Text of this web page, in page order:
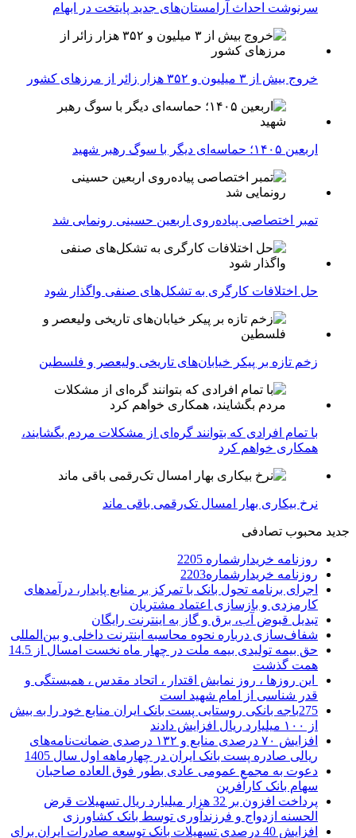
سرنوشت احداث آرامستان‌های جدید پایتخت در ابهام
خروج بیش از ۳ میلیون و ۳۵۲ هزار زائر از مرزهای کشور
اربعین ۱۴۰۵؛ حماسه‌ای دیگر با سوگ رهبر شهید
تمبر اختصاصی پیاده‌روی اربعین حسینی رونمایی شد
حل اختلافات کارگری به تشکل‌های صنفی واگذار شود
زخم تازه بر پیکر خیابان‌های تاریخی ولیعصر و فلسطین
با تمام افرادی که بتوانند گره‌ای از مشکلات مردم بگشایند،
همکاری خواهم کرد
نرخ بیکاری بهار امسال تک‌رقمی باقی ماند
جدید محبوب تصادفی
روزنامه خریدارشماره 2205
روزنامه خریدارشماره2203
اجرای برنامه تحول بانک با تمرکز بر منابع پایدار، درآمدهای
کارمزدی و بازسازی اعتماد مشتریان
تبدیل قبوض آب، برق و گاز به اینترنت رایگان
شفاف‌سازی درباره نحوه محاسبه اینترنت داخلی و بین‌المللی
حق بیمه تولیدی بیمه ملت در چهار ماه نخست امسال از 14.5
همت گذشت
این روزها ، روز نمایش اقتدار ، اتحاد مقدس ، همبستگی و
قدر شناسی از امام شهید است
275باجه بانکی روستایی پست بانک ایران منابع خود را به بیش
از ۱۰۰ میلیارد ریال افزایش دادند
افزایش ۷۰ درصدی منابع و ۱۳۲ درصدی ضمانت‌نامه‌های
ریالی صادره پست بانک ایران در چهارماهه اول سال 1405
دعوت به مجمع عمومی عادی بطور فوق العاده صاحبان
سهام بانک کارآفرین
پرداخت افزون بر 32 هزار میلیارد ریال تسهیلات قرض
الحسنه ازدواج و فرزندآوری توسط بانک کشاورزی
افزایش 40 درصدی تسهیلات بانک توسعه صادرات ایران برای